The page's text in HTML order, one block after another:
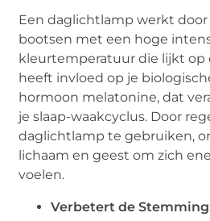
Een daglichtlamp werkt
bootsen met een hoge
kleurtemperatuur die lijkt op
heeft invloed op je
hormoon melatonine, dat
je slaap-waakcyclus. Door
daglichtlamp te gebruiken,
lichaam en geest om zich
voelen.
Verbetert de